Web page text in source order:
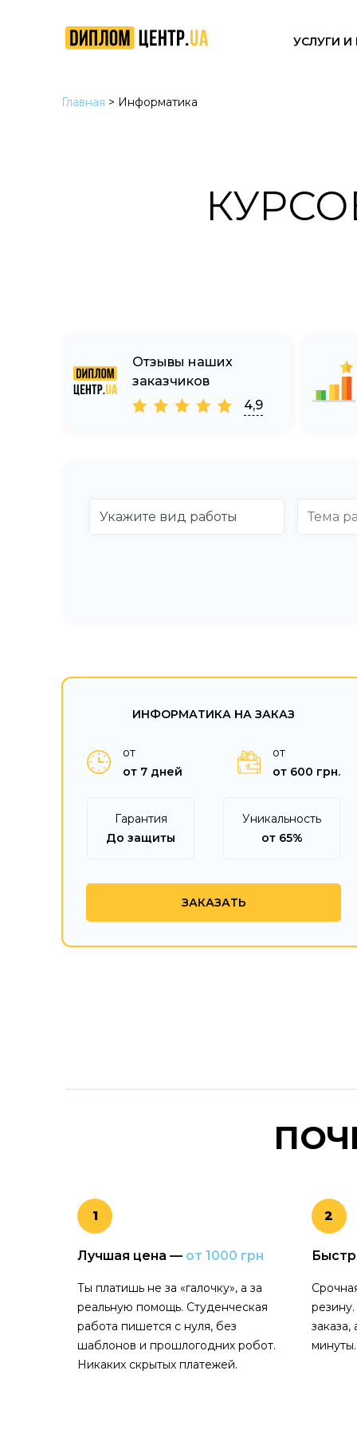
УСЛУГИ
Главная > Информатика
Отзывы наших
заказчиков
4,9
ИНФОРМАТИКА НА ЗАКАЗ
от
от 7 дней
от
от 600 грн.
Гарантия
До защиты
Уникальность
от 65%
ЗАКАЗАТЬ
1
Лучшая цена — от 1000 грн
Ты платишь не за «галочку», а за
реальную помощь. Студенческая
работа пишется с нуля, без
шаблонов и прошлогодних робот.
Никаких скрытых платежей.
2
минуты.